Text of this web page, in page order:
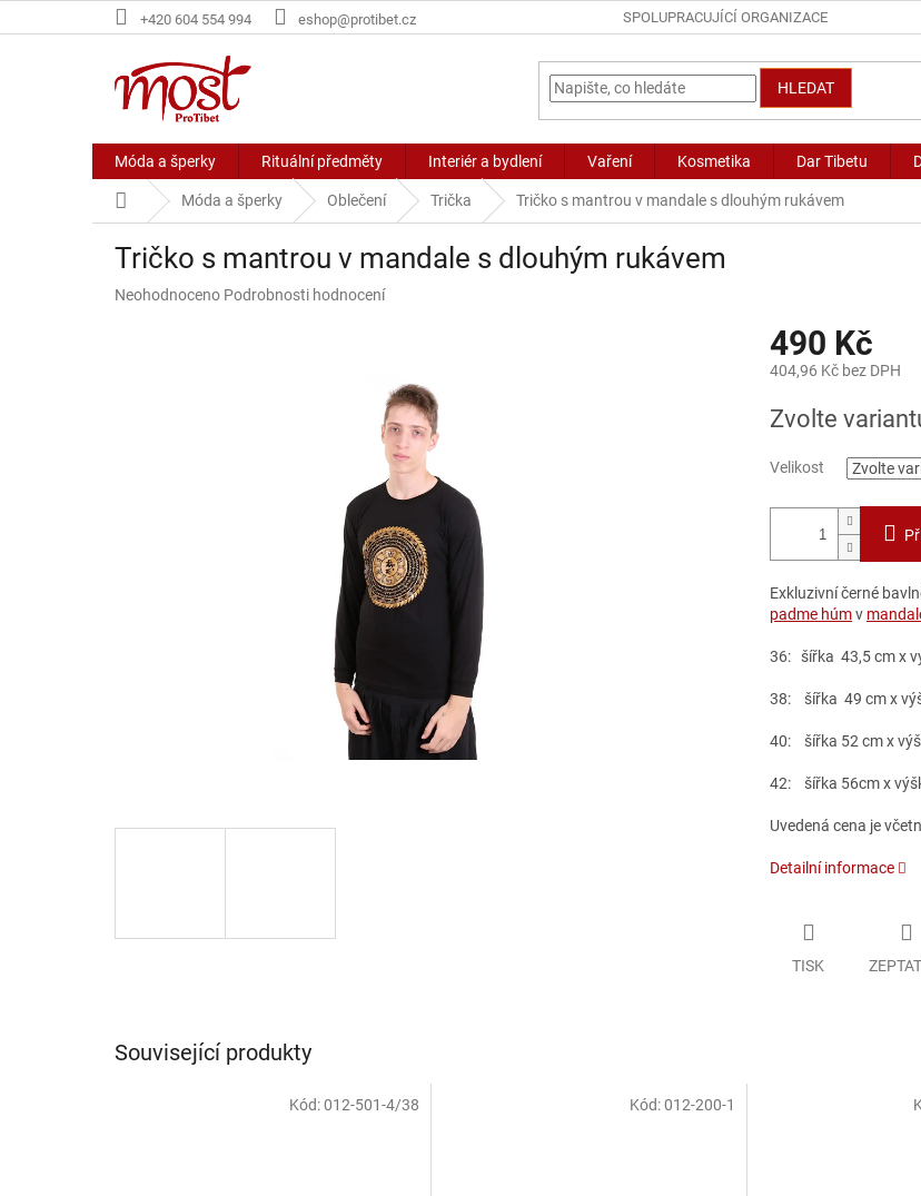
na
+420 604 554 994 eshop@protibet.cz SPOLUPRACUJÍCÍ ORGANIZACE
HLEDAT
Móda a šperky Rituální předměty Interiér a bydlení Vaření Kosmetika Dar Tibetu
Domů Móda a šperky Oblečení Trička Tričko s mantrou v mandale s dlouhým rukávem
Tričko s mantrou v mandale s dlouhým rukávem
Průměrné
Neohodnoceno Podrobnosti hodnocení
490 Kč
404,96 Kč bez DPH
cena:
Zvolte
Velikost
Exkluzivní černé
padme húmv
36: šířka 43,5 cm x
38: šířka 49 cm x
40: šířka 52 cm x
42: šířka 56cm x
Uvedená cena je
Detailní informace
TISK
Související produkty
Kód:012-501-4/38 Kód:012-200-1